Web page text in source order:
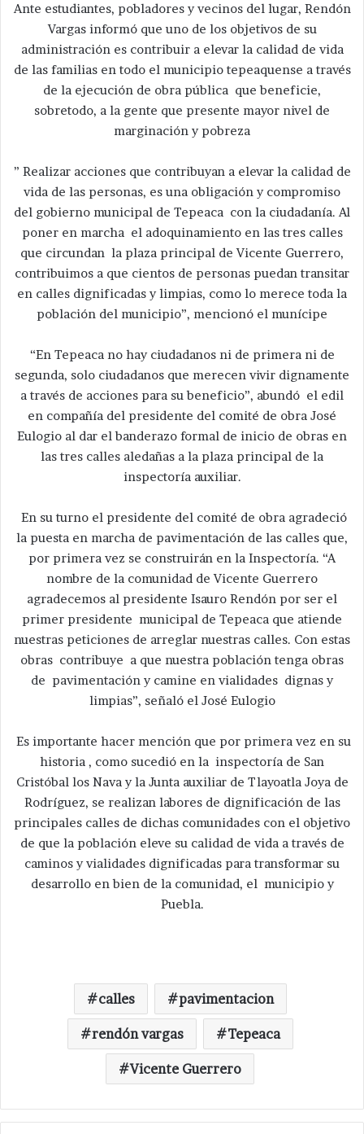
Ante estudiantes, pobladores y vecinos del lugar, Rendón
Vargas informó que uno de los objetivos de su
administración es contribuir a elevar la calidad de vida
de las familias en todo el municipio tepeaquense a través
de la ejecución de obra pública que beneficie,
sobretodo, a la gente que presente mayor nivel de
marginación y pobreza
” Realizar acciones que contribuyan a elevar la calidad de
vida de las personas, es una obligación y compromiso
del gobierno municipal de Tepeaca con la ciudadanía. Al
poner en marcha el adoquinamiento en las tres calles
que circundan la plaza principal de Vicente Guerrero,
contribuimos a que cientos de personas puedan transitar
en calles dignificadas y limpias, como lo merece toda la
población del municipio”, mencionó el munícipe
“En Tepeaca no hay ciudadanos ni de primera ni de
segunda, solo ciudadanos que merecen vivir dignamente
a través de acciones para su beneficio”, abundó el edil
en compañía del presidente del comité de obra José
Eulogio al dar el banderazo formal de inicio de obras en
las tres calles aledañas a la plaza principal de la
inspectoría auxiliar.
En su turno el presidente del comité de obra agradeció
la puesta en marcha de pavimentación de las calles que,
por primera vez se construirán en la Inspectoría. “A
nombre de la comunidad de Vicente Guerrero
agradecemos al presidente Isauro Rendón por ser el
primer presidente municipal de Tepeaca que atiende
nuestras peticiones de arreglar nuestras calles. Con estas
obras contribuye a que nuestra población tenga obras
de pavimentación y camine en vialidades dignas y
limpias”, señaló el José Eulogio
Es importante hacer mención que por primera vez en su
historia , como sucedió en la inspectoría de San
Cristóbal los Nava y la Junta auxiliar de Tlayoatla Joya de
Rodríguez, se realizan labores de dignificación de las
principales calles de dichas comunidades con el objetivo
de que la población eleve su calidad de vida a través de
caminos y vialidades dignificadas para transformar su
desarrollo en bien de la comunidad, el municipio y
Puebla.
calles pavimentacion
rendón vargas Tepeaca
Vicente Guerrero